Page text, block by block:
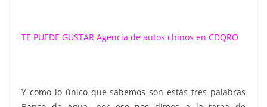
TE PUEDE GUSTAR Agencia de autos chinos en CDQRO
Y como lo único que sabemos son estás tres palabras